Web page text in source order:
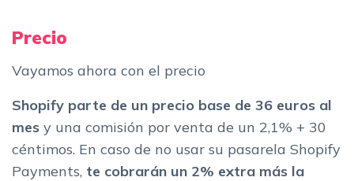
Precio
Vayamos ahora con el precio
Shopify parte de un precio base de 36 euros al
mes y una comisión por venta de un 2,1% + 30
céntimos. En caso de no usar su pasarela Shopify
Payments, te cobrarán un 2% extra más la